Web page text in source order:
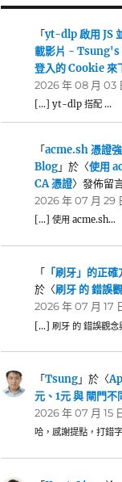
「yt-dlp 啟用 JS
載影片 - Tsung's
登入的 Cookie 來
2026 年 08 月 03
[…] yt-dlp 搭配 …
「acme.sh 憑證
Blog」於〈使用
CA 憑證〉發佈留
2026 年 07 月 29
[…] 使用 acme.sh…
「 「刷牙」的正
於〈刷牙 的 錯誤
2026 年 07 月 17
[…] 刷牙 的 錯誤觀念
「Tsung」於〈
元、1元 與 閘門不
2026 年 07 月 15
哈，感謝提點，打錯